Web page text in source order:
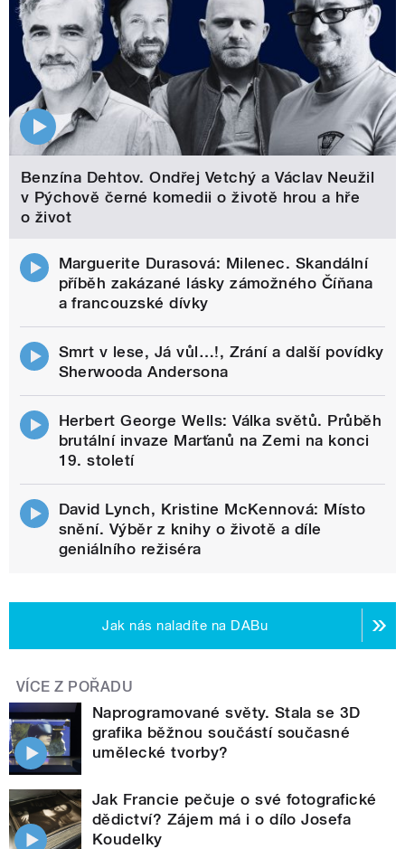
Benzína Dehtov. Ondřej Vetchý a Václav Neužil
v Pýchově černé komedii o životě hrou a hře
o život
Marguerite Durasová: Milenec. Skandální
příběh zakázané lásky zámožného Číňana
a francouzské dívky
Smrt v lese, Já vůl…!, Zrání a další povídky
Sherwooda Andersona
Herbert George Wells: Válka světů. Průběh
brutální invaze Marťanů na Zemi na konci
19. století
David Lynch, Kristine McKennová: Místo
snění. Výběr z knihy o životě a díle
geniálního režiséra
Jak nás naladíte na DABu
VÍCE Z POŘADU
Naprogramované světy. Stala se 3D
grafika běžnou součástí současné
umělecké tvorby?
Jak Francie pečuje o své fotografické
dědictví? Zájem má i o dílo Josefa
Koudelky